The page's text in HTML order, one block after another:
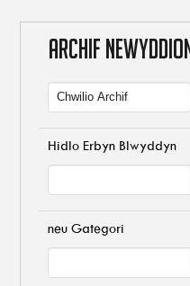
ARCHIF
Hidlo Erbyn Blwyddyn
neu Gategori